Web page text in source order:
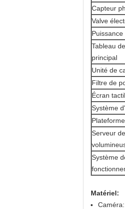
Capteur
Valve
Tableau
principal
Unité de
Filtre de
Écran
Système
Serveur
Système
Matériel: